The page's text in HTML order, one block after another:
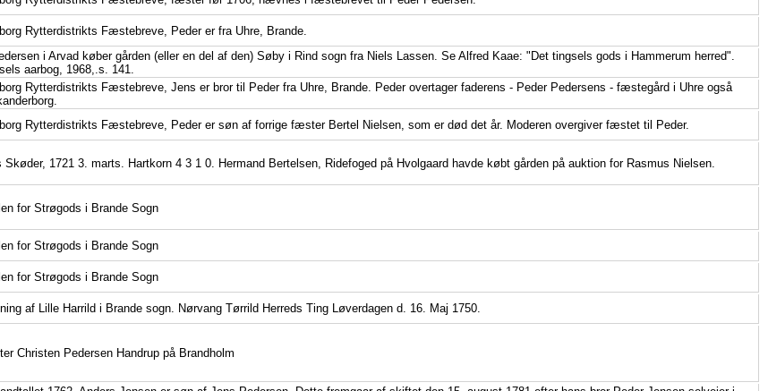
Rytterdistrikts Fæstebreve, Peder er fra Uhre, Brande.
i Arvad køber gården (eller en del af den) Søby i Rind sogn fra Niels Lassen. Se Alfred Kaae: "Det tingsels gods i Hammerum herred".
aarbog, 1968,.s. 141.
Rytterdistrikts Fæstebreve, Jens er bror til Peder fra Uhre, Brande. Peder overtager faderens - Peder Pedersens - fæstegård i Uhre også
Rytterdistrikts Fæstebreve, Peder er søn af forrige fæster Bertel Nielsen, som er død det år. Moderen overgiver fæstet til Peder.
Skøder, 1721 3. marts. Hartkorn 4 3 1 0. Hermand Bertelsen, Ridefoged på Hvolgaard havde købt gården på auktion for Rasmus Nielsen.
for Strøgods i Brande Sogn
for Strøgods i Brande Sogn
for Strøgods i Brande Sogn
af Lille Harrild i Brande sogn. Nørvang Tørrild Herreds Ting Løverdagen d. 16. Maj 1750.
Christen Pedersen Handrup på Brandholm